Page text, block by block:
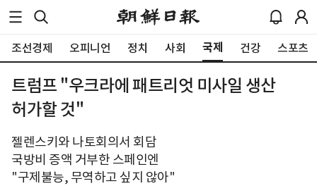
조선경제 오피니언 정치 사회 국제 건강 스포츠
트럼프 "우크라에 패트리엇 미사일 생산
허가할 것"
젤렌스키와 나토회의서 회담
국방비 증액 거부한 스페인엔
"구제불능, 무역하고 싶지 않아"